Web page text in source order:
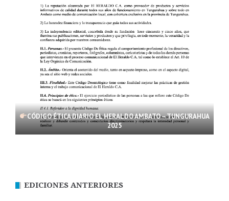
CÓDIGO ÉTICA DIARIO EL HERALDO AMBATO – TUNGURAHUA
2025
EDICIONES ANTERIORES